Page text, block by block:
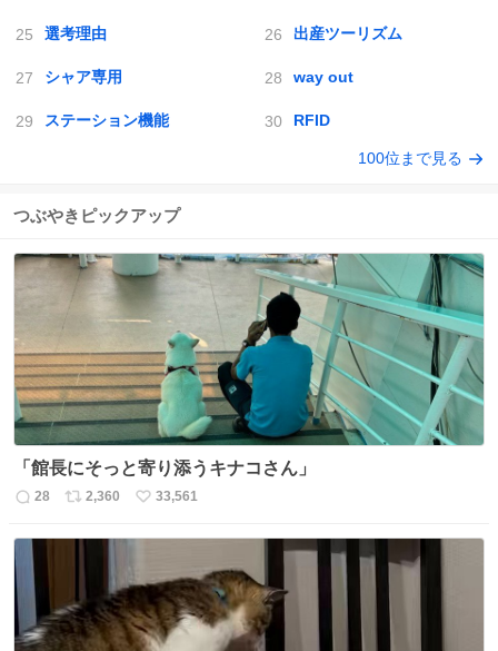
選考理由 出産ツーリズム
シャア専用 way out
ステーション機能 RFID
100位まで見る
つぶやきピックアップ
「館長にそっと寄り添うキナコさん」
返
数
28
リ
数
2,360
い
33,561